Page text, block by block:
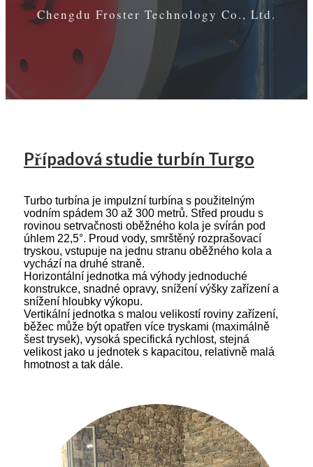
Chengdu Froster Technology Co., Ltd.
Případová studie turbín Turgo
Turbo turbína je impulzní turbína s použitelným
vodním spádem 30 až 300 metrů. Střed proudu s
rovinou setrvačnosti oběžného kola je svírán pod
úhlem 22,5°. Proud vody, smrštěný rozprašovací
tryskou, vstupuje na jednu stranu oběžného kola a
vychází na druhé straně.
Horizontální jednotka má výhody jednoduché
konstrukce, snadné opravy, snížení výšky zařízení a
snížení hloubky výkopu.
Vertikální jednotka s malou velikostí roviny zařízení,
běžec může být opatřen více tryskami (maximálně
šest trysek), vysoká specifická rychlost, stejná
velikost jako u jednotek s kapacitou, relativně malá
hmotnost a tak dále.